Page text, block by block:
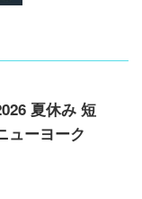
夏休み 短
ューヨーク